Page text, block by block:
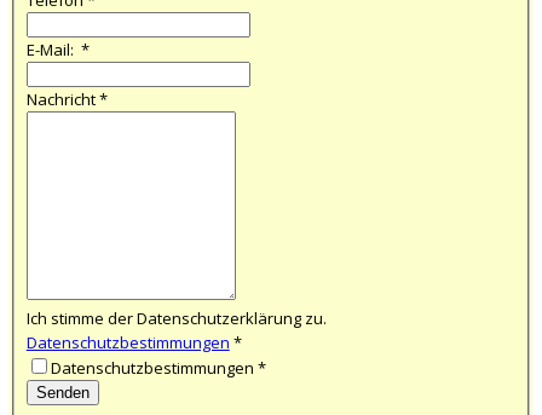
E-Mail: *
Nachricht*
Ich stimme der Datenschutzerklärung zu.
Datenschutzbestimmungen *
Datenschutzbestimmungen *